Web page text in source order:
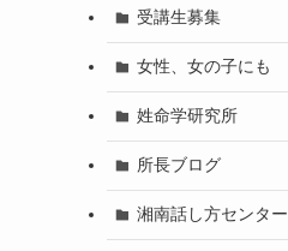
受講生募集
女性、女の子にも
姓命学研究所
所長ブログ
湘南話し方センター